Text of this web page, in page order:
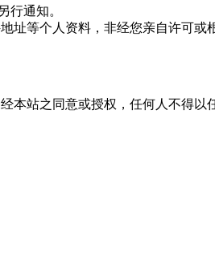
行通知。
址等个人资料，非经您亲自许可
本站之同意或授权，任何人不得以